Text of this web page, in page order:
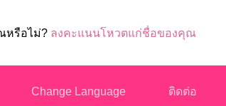
หรือไม่? ลงคะแนนโหวตแก่ชื่อของคุณ
Change Language ติดต่อ